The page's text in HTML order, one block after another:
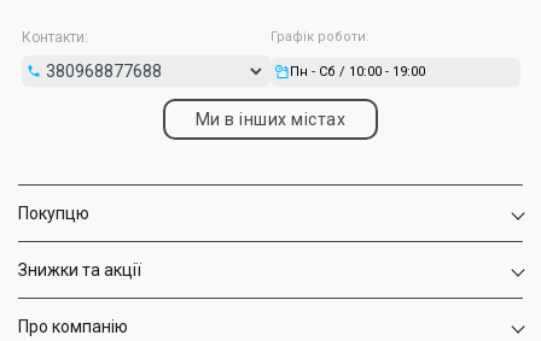
Контакти: Графік роботи:
Пн - Сб / 10:00 - 19:00
Ми в інших містах
Покупцю
Знижки та акції
Про компанію